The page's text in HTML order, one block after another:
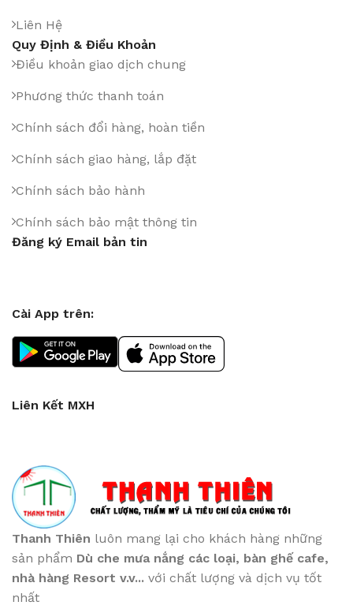
Liên Hệ
Quy Định & Điều Khoản
Điều khoản giao dịch chung
Phương thức thanh toán
Chính sách đổi hàng, hoàn tiền
Chính sách giao hàng, lắp đặt
Chính sách bảo hành
Chính sách bảo mật thông tin
Đăng ký Email bản tin
Cài App trên:
Liên Kết MXH
Thanh Thiên luôn mang lại cho khách hàng những
sản phẩm Dù che mưa nắng các loại, bàn ghế cafe,
nhà hàng Resort v.v... với chất lượng và dịch vụ tốt
nhất